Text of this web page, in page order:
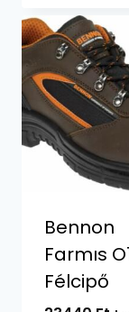
Bennon
Farmıs
Félcipő